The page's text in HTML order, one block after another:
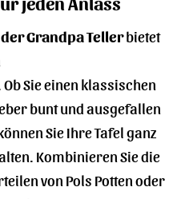
Grandpa Tellerbietet
Sie einen klassischen
bunt und ausgefallen
Sie Ihre Tafel ganz
Kombinieren Sie die
von Pols Potten oder